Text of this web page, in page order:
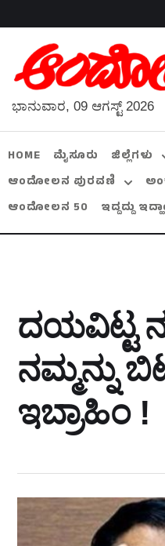
ಭಾನುವಾರ, 09 ಆಗಸ್ಟ್ 2026
HOME ಮೈಸೂರು ಜಿಲ್ಲೆಗಳು
ಆಂದೋಲನ ಪುರವಣಿ
ಆಂದೋಲನ 50
ಇದ್ದದ್ದು
ದಯವಿಟ್ಟ
ನಮ್ಮನ್ನು
ಇಬ್ರಾಹಿಂ !